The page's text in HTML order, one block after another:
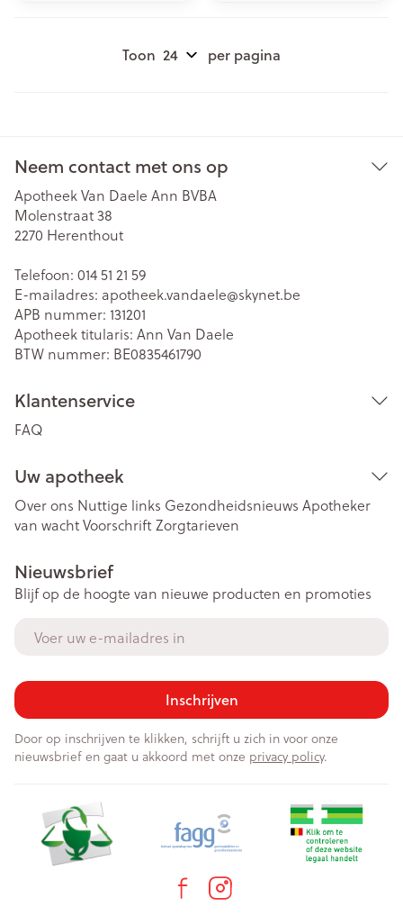
Toon per pagina
Neem contact met ons op
Apotheek Van Daele Ann BVBA
Molenstraat 38
2270 Herenthout
Telefoon: 014 51 21 59
E-mailadres: apotheek.vandaele@skynet.be
APB nummer: 131201
Apotheek titularis: Ann Van Daele
BTW nummer: BE0835461790
Klantenservice
FAQ
Uw apotheek
Over ons Nuttige links Gezondheidsnieuws Apotheker
van wachtVoorschriftZorgtarieven
Nieuwsbrief
Blijf op de hoogte van nieuwe producten en promoties
Inschrijven
Door op inschrijven te klikken, schrijft u zich in voor onze
nieuwsbrief en gaat u akkoord met onze privacy policy.